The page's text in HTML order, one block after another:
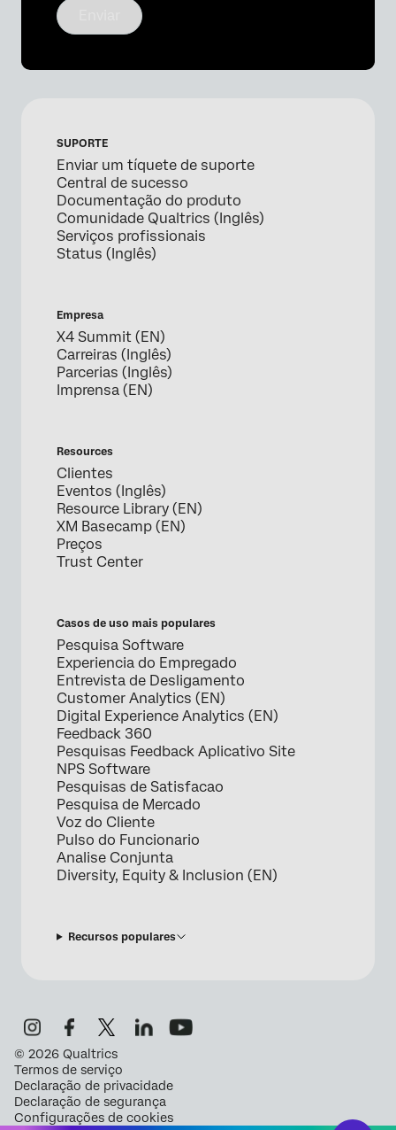
SUPORTE
Enviar um tíquete de suporte
Central de sucesso
Documentação do produto
Comunidade Qualtrics (Inglês)
Serviços profissionais
Status (Inglês)
Empresa
X4 Summit (EN)
Carreiras (Inglês)
Parcerias (Inglês)
Imprensa (EN)
Resources
Clientes
Eventos (Inglês)
Resource Library (EN)
XM Basecamp (EN)
Preços
Trust Center
Casos de uso mais populares
Pesquisa Software
Experiencia do Empregado
Entrevista de Desligamento
Customer Analytics (EN)
Digital Experience Analytics (EN)
Feedback 360
Pesquisas Feedback Aplicativo Site
NPS Software
Pesquisas de Satisfacao
Pesquisa de Mercado
Voz do Cliente
Pulso do Funcionario
Analise Conjunta
Diversity, Equity & Inclusion (EN)
Recursos populares
© 2026 Qualtrics
Termos de serviço
Declaração de privacidade
Declaração de segurança
Configurações de cookies